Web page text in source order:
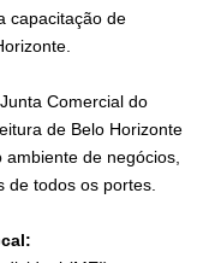
capacitação de
Comercial do
de Belo Horizonte
de negócios,
de todos os portes.